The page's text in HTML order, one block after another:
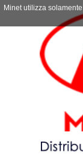
Minet utilizza